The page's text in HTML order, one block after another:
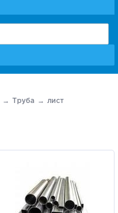
Труба лист